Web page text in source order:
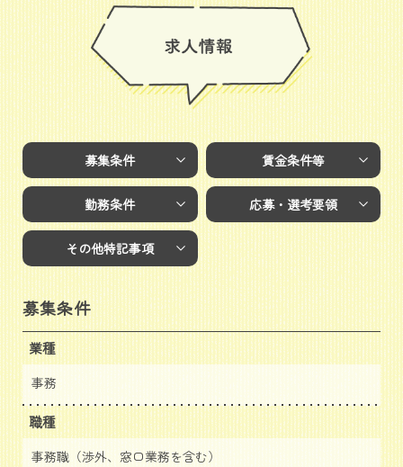
募集条件 賃金条件等
勤務条件 応募・選考要領
その他特記事項
募集条件
業種
事務
職種
事務職（渉外、窓口業務を含む）